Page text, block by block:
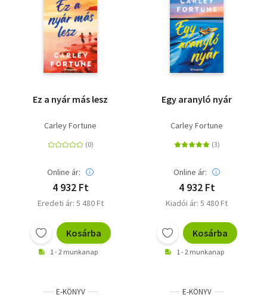
Ez a nyár más lesz
Carley Fortune
Online ár:
4 932 Ft
Eredeti ár: 5 480 Ft
Kosárba
1 - 2 munkanap
Egy aranyló nyár
Carley Fortune
Online ár:
4 932 Ft
Kiadói ár: 5 480 Ft
Kosárba
1 - 2 munkanap
E-KÖNYV E-KÖNYV